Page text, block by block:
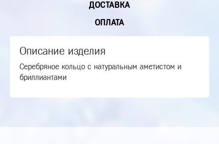
ДОСТАВКА
ОПЛАТА
Описание изделия
Серебряное кольцо с натуральным аметистом и
бриллиантами